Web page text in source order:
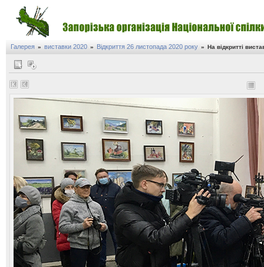
Галерея » виставки 2020 » Відкриття 26 листопада 2020 року » На відкритті